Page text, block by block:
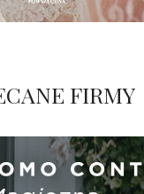
FIRMY